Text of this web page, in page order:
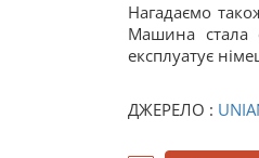
Нагадаємо
Машина стала
експлуатує
ДЖЕРЕЛО :